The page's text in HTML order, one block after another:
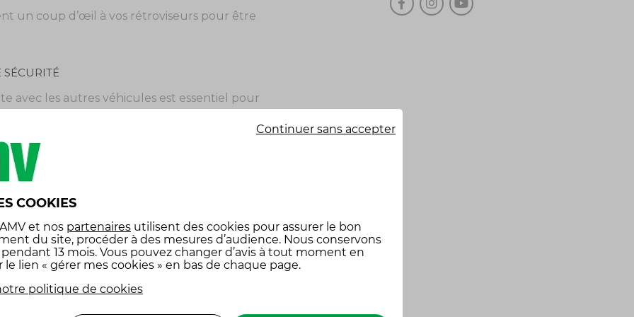
un coup d’œil à vos rétroviseurs pour être
SÉCURITÉ
avec les autres véhicules est essentiel pour
laisse pas assez de temps pour réagir en cas
Cette erreur est particulièrement
est crucial.
au sol entre vous et le véhicule qui vous
en l’absence de marquage, appliquez la
? La réponse est simple : il faut une
la manette de frein, la deuxième seconde
une distance de deux secondes avec
une certaine latitude dans votre capacité
météorologiques, doublez ou triplez cette
COOKIES
et nos partenaires utilisent des cookies pour assurer le bon
du site, procéder à des mesures d’audience. Nous conservons
13 mois. Vous pouvez changer d’avis à tout moment en
lien « gérer mes cookies » en bas de chaque page.
politique de cookies
Continuer sans accepter